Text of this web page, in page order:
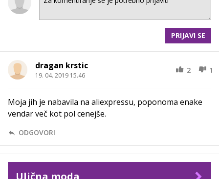
PRIJAVI SE
dragan krstic
19. 04. 2019 15.46
2 1
Moja jih je nabavila na aliexpressu, poponoma enake
vendar več kot pol cenejše.
ODGOVORI
Ulična moda